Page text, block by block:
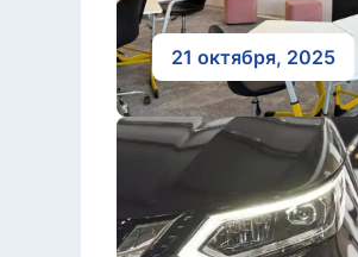
21 октября, 2025